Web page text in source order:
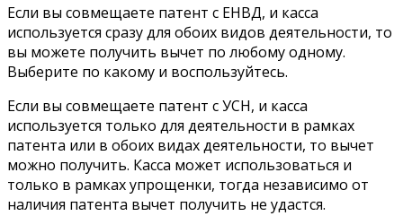
Если вы совмещаете патент с ЕНВД, и касса
используется сразу для обоих видов деятельности, то
вы можете получить вычет по любому одному.
Выберите по какому и воспользуйтесь.
Если вы совмещаете патент с УСН, и касса
используется только для деятельности в рамках
патента или в обоих видах деятельности, то вычет
можно получить. Касса может использоваться и
только в рамках упрощенки, тогда независимо от
наличия патента вычет получить не удастся.